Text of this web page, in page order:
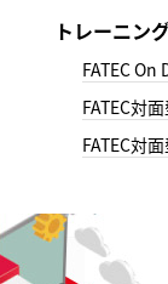
トレーニン
FATEC On
FATEC対
FATEC対